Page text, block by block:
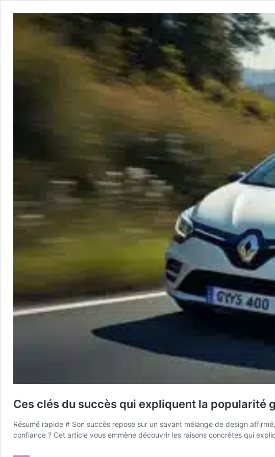
Ces clés du succès qui expliquent la popularité
Résumé rapide # Son succès repose sur un savant mélange de design
confiance ? Cet article vous emmène découvrir les raisons concrètes qui